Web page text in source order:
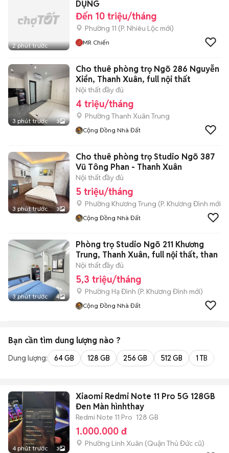
2 phút trước
DỤNG
Đến 10 triệu/tháng
Phường 11 (P. Nhiêu Lộc mới)
MR Chiến
3 phút trước 3
Cho thuê phòng trọ Ngõ 286 Nguyễn
Xiển, Thanh Xuân, full nội thất
Nội thất đầy đủ
4 triệu/tháng
Phường Thanh Xuân Trung
Cộng Đồng Nhà Đất
3 phút trước 3
Cho thuê phòng trọ Studio Ngõ 387
Vũ Tông Phan - Thanh Xuân
Nội thất đầy đủ
5 triệu/tháng
Phường Khương Trung (P. Khương Đình mới)
Cộng Đồng Nhà Đất
3 phút trước 4
Phòng trọ Studio Ngõ 211 Khương
Trung, Thanh Xuân, full nội thất, than
Nội thất đầy đủ
5,3 triệu/tháng
Phường Hạ Đình (P. Khương Đình mới)
Cộng Đồng Nhà Đất
Bạn cần tìm dung lượng nào ?
Dung lượng: 64 GB 128 GB 256 GB 512 GB 1 TB
4 phút trước 3
Xiaomi Redmi Note 11 Pro 5G 128GB
Đen Màn hìnhthay
Redmi Note 11 Pro 128 GB
1.000.000 đ
Phường Linh Xuân (Quận Thủ Đức cũ)